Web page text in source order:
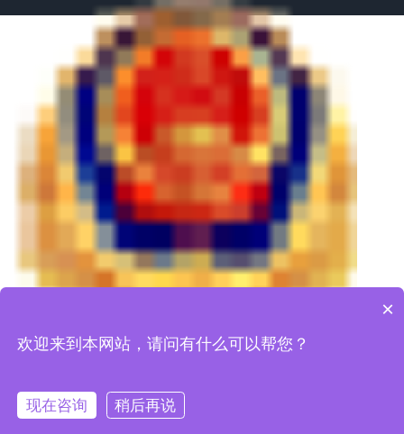
网安备34170202000776号
×
欢迎来到本网站，请问有什么可以帮您？
现在咨询 稍后再说